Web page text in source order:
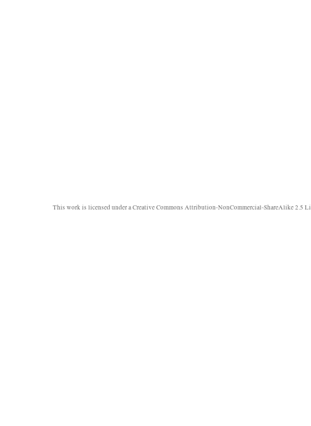
This work is licensed under aCreative Commons Attribution-NonCommercial-ShareAlike 2.5